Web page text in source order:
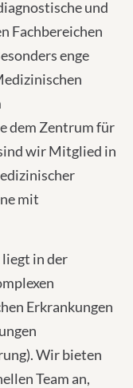
und
Fachbereichen
enge
dem Zentrum für
wir Mitglied in
mit
in der
Erkrankungen
Wir bieten
Team an,